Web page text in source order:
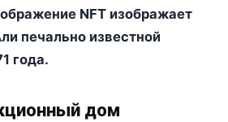
NFT изображает
печально известной
года.
дом